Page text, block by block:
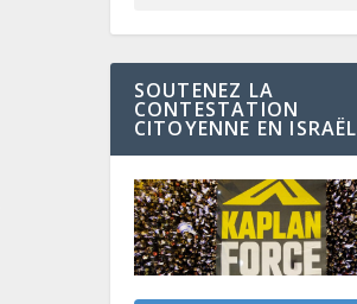
SOUTENEZ LA
CONTESTATION
CITOYENNE EN ISRAËL